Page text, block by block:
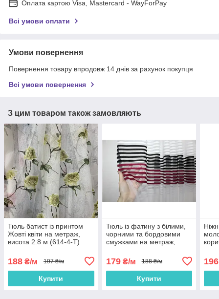
Оплата картою Visa, Mastercard - WayForPay
Всі умови оплати
Умови повернення
Повернення товару впродовж 14 днів за рахунок покупця
Всі умови повернення
З цим товаром також замовляють
Тюль батист із принтом
Жовті квіти на метраж,
висота 2.8 м (614-4-T)
188 ₴/м 197 ₴/м
Купити
Тюль із фатину з білими,
чорними та бордовими
смужками на метраж,
BORDO)
179₴/м 188 ₴/м
Купити
196